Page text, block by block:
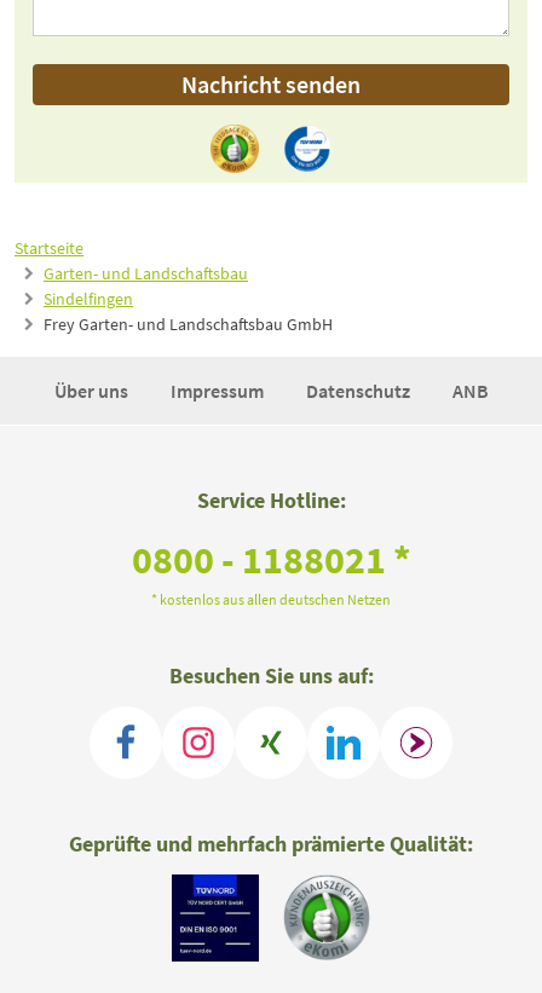
Startseite
Garten- und Landschaftsbau
Sindelfingen
Frey Garten- und Landschaftsbau GmbH
Nachricht senden
Über uns Impressum Datenschutz ANB
Service Hotline:
0800 - 1188021 *
* kostenlos aus allen deutschen Netzen
Besuchen Sie uns auf:
Geprüfte und mehrfach prämierte Qualität: